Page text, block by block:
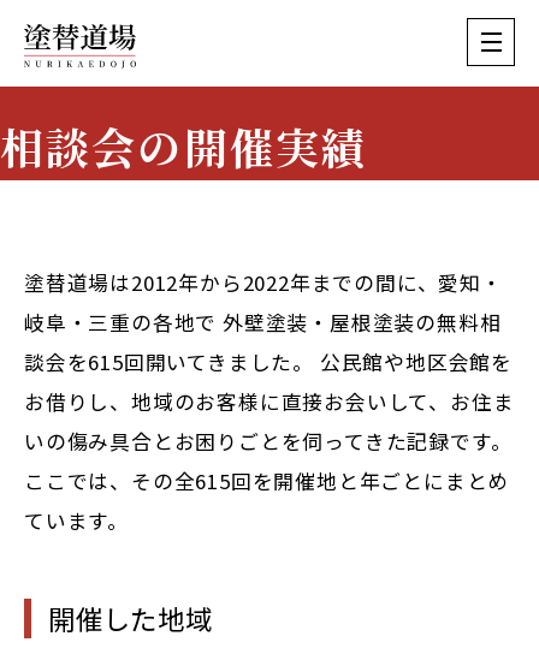
相談会の開催実績
塗替道場は2012年から2022年までの間に、愛知・
岐阜・三重の各地で外壁塗装・屋根塗装の無料相
談会を615回開いてきました。 公民館や地区会館を
お借りし、地域のお客様に直接お会いして、お住ま
いの傷み具合とお困りごとを伺ってきた記録です。
ここでは、その全615回を開催地と年ごとにまとめ
ています。
開催した地域